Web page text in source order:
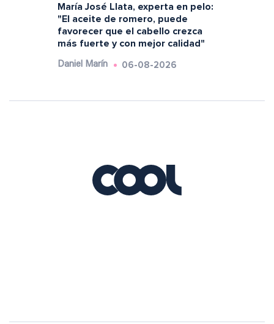
María José Llata, experta en pelo:
"El aceite de romero, puede
favorecer que el cabello crezca
más fuerte y con mejor calidad"
Daniel Marín 06-08-2026